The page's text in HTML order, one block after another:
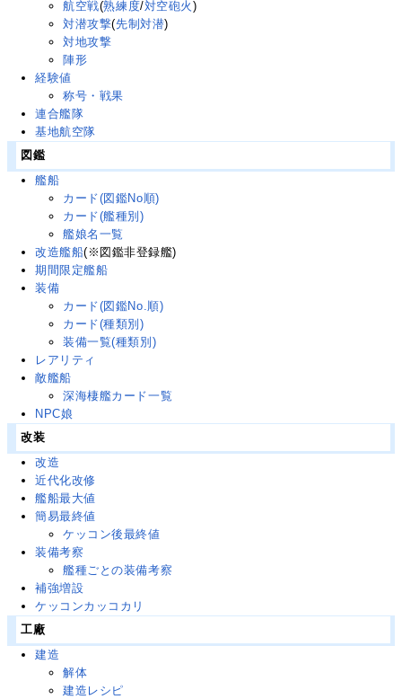
航空戦(熟練度/対空砲火 )
対潜攻撃(先制対潜)
対地攻撃
陣形
経験値
称号・戦果
連合艦隊
基地航空隊
図鑑
艦船
カード(図鑑No順)
カード(艦種別)
艦娘名一覧
改造艦船(※図鑑非登録艦)
期間限定艦船
装備
カード(図鑑No.順)
カード(種類別)
装備一覧(種類別)
レアリティ
敵艦船
深海棲艦カード一覧
NPC娘
改装
改造
近代化改修
艦船最大値
簡易最終値
ケッコン後最終値
装備考察
艦種ごとの装備考察
補強増設
ケッコンカッコカリ
工廠
建造
解体
建造レシピ